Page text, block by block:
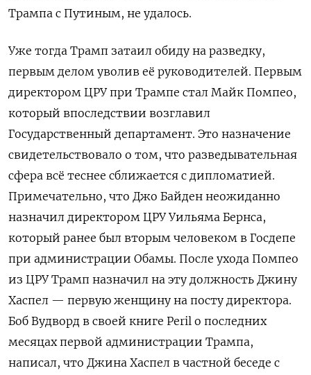
Трампа с Путиным, не удалось.
Уже тогда Трамп затаил обиду на разведку,
первым делом уволив её руководителей. Первым
директором ЦРУ при Трампе стал Майк Помпео,
который впоследствии возглавил
Государственный департамент. Это назначение
свидетельствовало о том, что разведывательная
сфера всё теснее сближается с дипломатией.
Примечательно, что Джо Байден неожиданно
назначил директором ЦРУ Уильяма Бернса,
который ранее был вторым человеком в Госдепе
при администрации Обамы. После ухода Помпео
из ЦРУ Трамп назначил на эту должность Джину
Хаспел — первую женщину на посту директора.
Боб Вудворд в своей книге Peril о последних
месяцах первой администрации Трампа,
написал, что Джина Хаспел в частной беседе с